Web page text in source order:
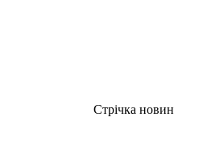
Стрічка новин